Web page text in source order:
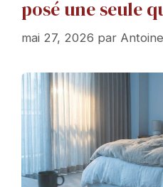
posé une seule
mai 27, 2026 par